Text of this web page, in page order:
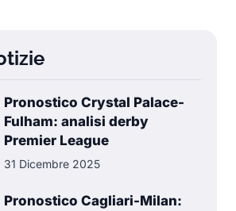
Pronostico Crystal Palace-
Fulham: analisi derby
Premier League
31 Dicembre 2025
Pronostico Cagliari-Milan: